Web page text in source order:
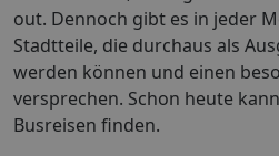
out. Dennoch gibt es in jeder
Stadtteile, die durchaus als
werden können und einen
versprechen. Schon heute
Busreisen finden.